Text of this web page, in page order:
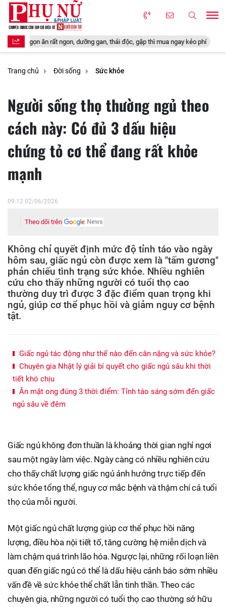
gan, thải độc, gặp thì mua ngay kẻo phí Vợ Đức Tiến và thú vui
Trang chủ Đời sống Sức khỏe
Người sống thọ thường ngủ theo
cách này: Có đủ 3 dấu hiệu
chứng tỏ cơ thể đang rất khỏe
mạnh
09:12 02/06/2026
Theo dõi trên
Không chỉ quyết định mức độ tỉnh táo vào ngày
hôm sau, giấc ngủ còn được xem là "tấm gương"
phản chiếu tình trạng sức khỏe. Nhiều nghiên
cứu cho thấy những người có tuổi thọ cao
thường duy trì được 3 đặc điểm quan trọng khi
ngủ, giúp cơ thể phục hồi và giảm nguy cơ bệnh
tật.
Giấc ngủ tác động như thế nào đến cân nặng và sức khỏe?
Chuyên gia Nhật lý giải bí quyết cho giấc ngủ sâu khi thời
tiết khó chịu
Ăn mật ong đúng 3 thời điểm: Tỉnh táo sáng sớm đến giấc
ngủ sâu về đêm
Giấc ngủ không đơn thuần là khoảng thời gian nghỉ ngơi
sau một ngày làm việc. Ngày càng có nhiều nghiên cứu
cho thấy chất lượng giấc ngủ ảnh hưởng trực tiếp đến
sức khỏe tổng thể, nguy cơ mắc bệnh và thậm chí cả tuổi
thọ của mỗi người.
Một giấc ngủ chất lượng giúp cơ thể phục hồi năng
lượng, điều hòa nội tiết tố, tăng cường hệ miễn dịch và
làm chậm quá trình lão hóa. Ngược lại, những rối loạn liên
quan đến giấc ngủ có thể là dấu hiệu cảnh báo sớm nhiều
vấn đề về sức khỏe thể chất lẫn tinh thần. Theo các
chuyên gia, những người có tuổi thọ cao thường sở hữu